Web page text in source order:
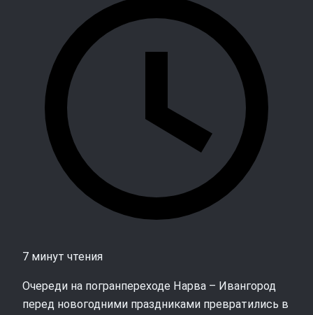
7 минут чтения
Очереди на погранпереходе Нарва – Ивангород
перед новогодними праздниками превратились в